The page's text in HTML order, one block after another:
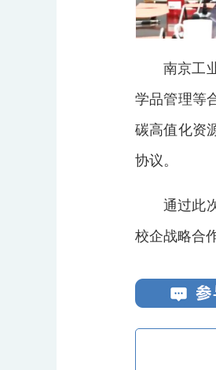
南京工
学品管理等
碳高值化资
协议。
通过此
校企战略合